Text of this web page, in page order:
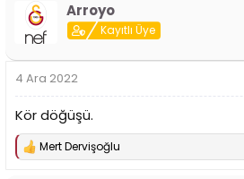
Arroyo
Kayıtlı Üye
4 Ara 2022
Kör döğüşü.
T
Mert Dervişoğlu